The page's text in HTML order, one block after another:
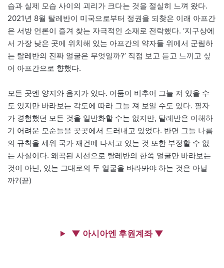
습과 실제 모습 사이의 괴리가 크다는 것을 절실히 느껴 왔다.
2021년 8월 탈레반이 미국으로부터 정권을 되찾은 이래 아프간
은 서방 언론이 즐겨 찾는 자극적인 소재로 전락했다. ‘지구상에
서 가장 낮은 곳에 위치해 있는 아프간의 약자들 위에서 군림하
는 탈레반의 진짜 얼굴은 무엇일까?’ 직접 보고 듣고 느끼고 싶
어 아프간으로 향했다.
모든 곳엔 양지와 음지가 있다. 어둠이 비추어 그늘 져 있을 수
도 있지만 바라보는 각도에 따라 그늘 져 보일 수도 있다. 필자
가 경험했던 모든 것을 일반화할 수는 없지만, 탈레반은 이해하
기 어려운 모순들을 곳곳에서 드러내고 있었다. 반면 그들 나름
의 규칙을 세워 국가 재건에 나서고 있는 것 또한 부정할 수 없
는 사실이다. 왜곡된 시선으로 탈레반의 한쪽 얼굴만 바라보는
것이 아닌, 있는 그대로의 두 얼굴을 바라봐야 하는 것은 아닐
까?(끝)
▼ 아시아엔 후원계좌 ▼